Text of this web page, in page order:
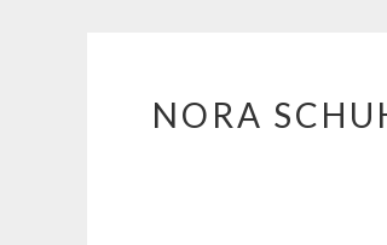
Springe zum Inhalt
NORA